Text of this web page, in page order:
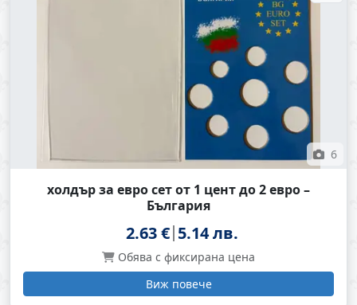
6
холдър за евро сет от 1 цент до 2 евро –
България
2.63 € 5.14 лв.
Обява с фиксирана цена
Виж повече